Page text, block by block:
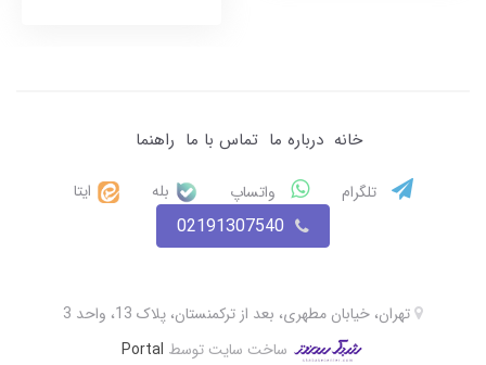
خانه درباره ما تماس با ما راهنما
تلگرام واتساپ بله ایتا
02191307540
ساخت سایت توسط Portal
تهران، خیابان مطهری، بعد از ترکمنستان، پلاک 13، واحد 3